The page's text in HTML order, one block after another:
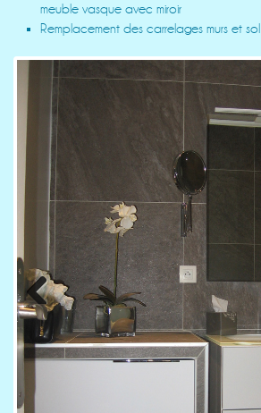
meuble vasque avec miroir
Remplacement des carrelages murs et sol
Previous